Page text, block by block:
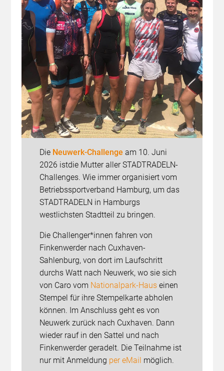
Die Neuwerk-Challenge am 10. Juni
2026 istdie Mutter aller STADTRADELN-
Challenges. Wie immer organisiert vom
Betriebssportverband Hamburg, um das
STADTRADELN in Hamburgs
westlichsten Stadtteil zu bringen.
Die Challenger*innen fahren von
Finkenwerder nach Cuxhaven-
Sahlenburg, von dort im Laufschritt
durchs Watt nach Neuwerk, wo sie sich
von Caro vom Nationalpark-Hauseinen
Stempel für ihre Stempelkarte abholen
können. Im Anschluss geht es von
Neuwerk zurück nach Cuxhaven. Dann
wieder rauf in den Sattel und nach
Finkenwerder geradelt. Die Teilnahme ist
nur mit Anmeldung per eMail möglich.